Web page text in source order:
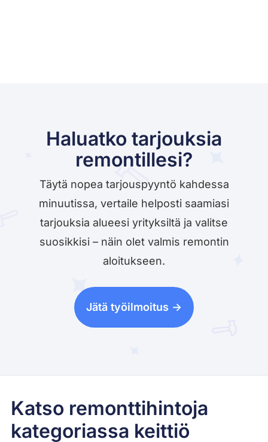
Haluatko tarjouksia
remontillesi?
Täytä nopea tarjouspyyntö kahdessa
minuutissa, vertaile helposti saamiasi
tarjouksia alueesi yrityksiltä ja valitse
suosikkisi – näin olet valmis remontin
aloitukseen.
Jätä työilmoitus ->
Katso remonttihintoja
kategoriassa keittiö